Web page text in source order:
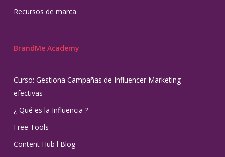
Recursos de marca
BrandMe Academy
Curso: Gestiona Campañas de Influencer Marketing
efectivas
¿ Qué es la Influencia ?
Free Tools
Content Hub l Blog